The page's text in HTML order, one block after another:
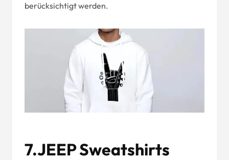
berücksichtigt werden.
7.JEEP Sweatshirts